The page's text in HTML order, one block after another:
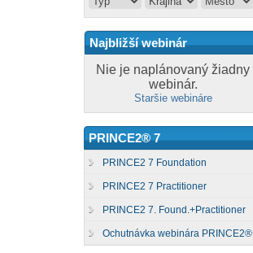
Najbližší webinár
Nie je naplánovaný žiadny
webinár.
Staršie webináre
PRINCE2® 7
PRINCE2 7 Foundation
PRINCE2 7 Practitioner
PRINCE2 7. Found.+Practitioner
Ochutnávka webinára PRINCE2®